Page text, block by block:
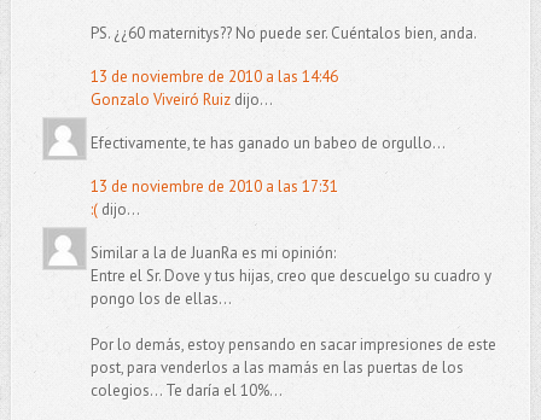
PS. ¿¿60 maternitys?? No puede ser. Cuéntalos bien, anda.
13 de noviembre de 2010 a las 14:46
Gonzalo Viveiró Ruizdijo...
Efectivamente, te has ganado un babeo de orgullo...
13 de noviembre de 2010 a las 17:31
:(dijo...
Similar a la de JuanRa es mi opinión:
Entre el Sr. Dove y tus hijas, creo que descuelgo su cuadro y
pongo los de ellas...
Por lo demás, estoy pensando en sacar impresiones de este
post, para venderlos a las mamás en las puertas de los
colegios... Te daría el 10%...